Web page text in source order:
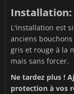
Installation:
L'installation est
anciens
gris et rouge à la
mais sans forcer.
Ne tardez plus !
protection à vos